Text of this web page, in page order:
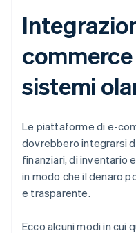
sistemi
Le piattaforme di e-
dovrebbero integrarsi
finanziari, di inventario
in modo che il denaro
e trasparente.
Ecco alcuni modi in